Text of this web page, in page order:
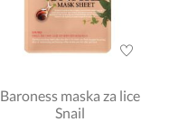
Baroness maska za lice
Snail